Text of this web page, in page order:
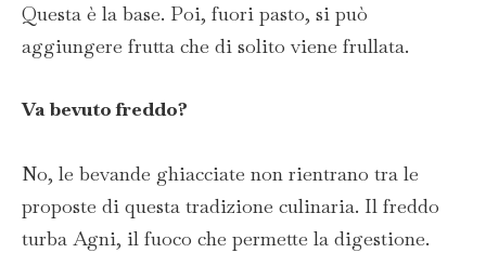
Questa è la base. Poi, fuori pasto, si può
aggiungere frutta che di solito viene frullata.
Va bevuto freddo?
No, le bevande ghiacciate non rientrano tra le
proposte di questa tradizione culinaria. Il freddo
turba Agni, il fuoco che permette la digestione.